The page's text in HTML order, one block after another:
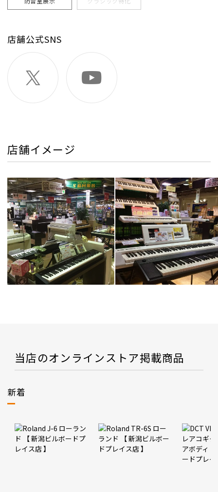
店舗公式SNS
店舗イメージ
当店のオンラインストア掲載商品
新着